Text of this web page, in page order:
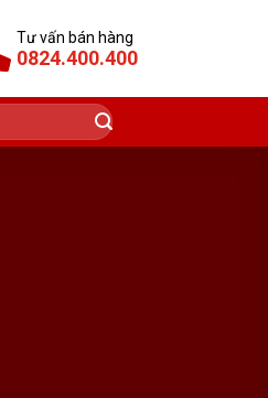
Tư vấn bán hàng
0824.400.400